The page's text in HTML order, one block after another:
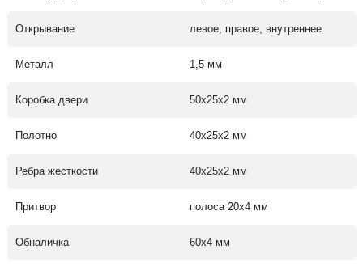
Открывание левое, правое, внутреннее
Металл 1,5 мм
Коробка двери 50х25х2 мм
Полотно 40х25х2 мм
Ребра жесткости 40х25х2 мм
Притвор полоса 20х4 мм
Обналичка 60х4 мм